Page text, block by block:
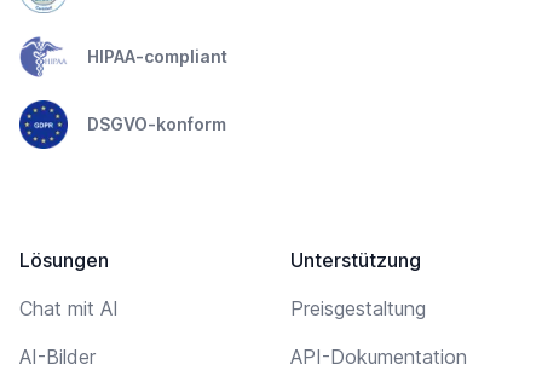
HIPAA-compliant
DSGVO-konform
Lösungen
Chat mit AI
AI-Bilder
Unterstützung
Preisgestaltung
API-Dokumentation